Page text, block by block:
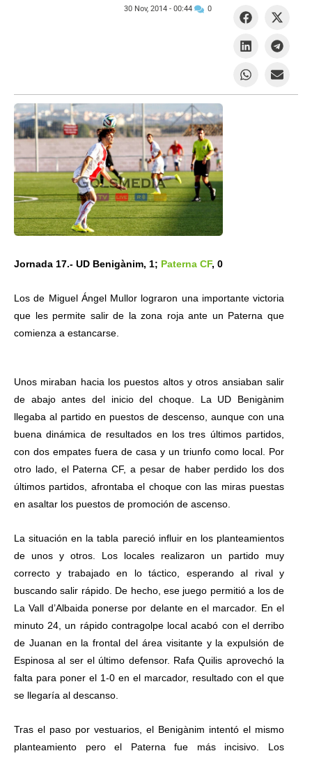
Jornada 17.- UD Benigànim, 1; Paterna CF, 0
Los de Miguel Ángel Mullor lograron una importante victoria
que les permite salir de la zona roja ante un Paterna que
comienza a estancarse.
Unos miraban hacia los puestos altos y otros ansiaban salir
de abajo antes del inicio del choque. La UD Benigànim
llegaba al partido en puestos de descenso, aunque con una
buena dinámica de resultados en los tres últimos partidos,
con dos empates fuera de casa y un triunfo como local. Por
otro lado, el Paterna CF, a pesar de haber perdido los dos
últimos partidos, afrontaba el choque con las miras puestas
en asaltar los puestos de promoción de ascenso.
La situación en la tabla pareció influir en los planteamientos
de unos y otros. Los locales realizaron un partido muy
correcto y trabajado en lo táctico, esperando al rival y
buscando salir rápido. De hecho, ese juego permitió a los de
La Vall d’Albaida ponerse por delante en el marcador. En el
minuto 24, un rápido contragolpe local acabó con el derribo
de Juanan en la frontal del área visitante y la expulsión de
Espinosa al ser el último defensor. Rafa Quilis aprovechó la
falta para poner el 1-0 en el marcador, resultado con el que
se llegaría al descanso.
Tras el paso por vestuarios, el Benigànim intentó el mismo
planteamiento pero el Paterna fue más incisivo. Los
30 Nov, 2014 - 00:44 0